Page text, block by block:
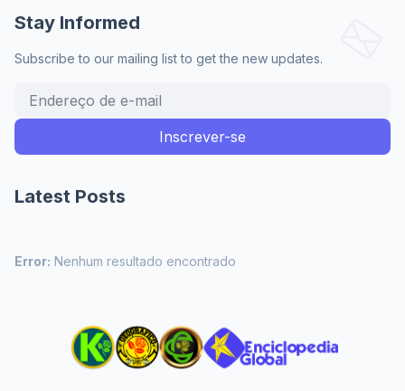
Stay Informed
Subscribe to our mailing list to get the new updates.
Latest Posts
Error: Nenhum resultado encontrado